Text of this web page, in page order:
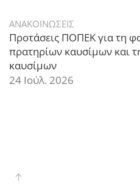
ΑΝΑΚΟΙΝΩΣΕΙΣ
Προτάσεις ΠΟΠΕΚ για τη
πρατηρίων καυσίμων και
καυσίμων
24 Ιούλ. 2026